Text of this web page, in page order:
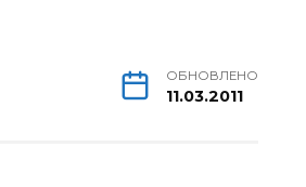
ОБНОВЛЕНО
11.03.2011